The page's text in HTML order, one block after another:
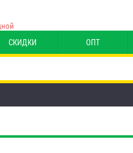
СКИДКИ ОПТ